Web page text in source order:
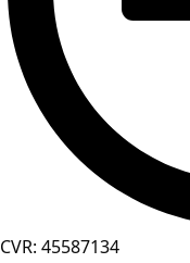
CVR: 45587134